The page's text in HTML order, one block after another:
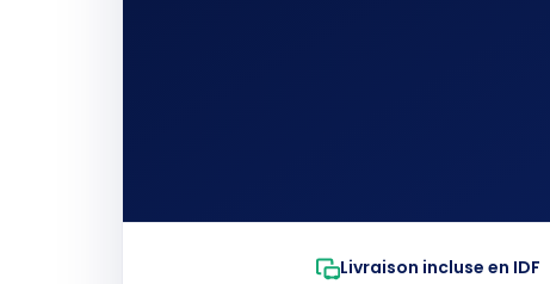
Livraison incluse en IDF